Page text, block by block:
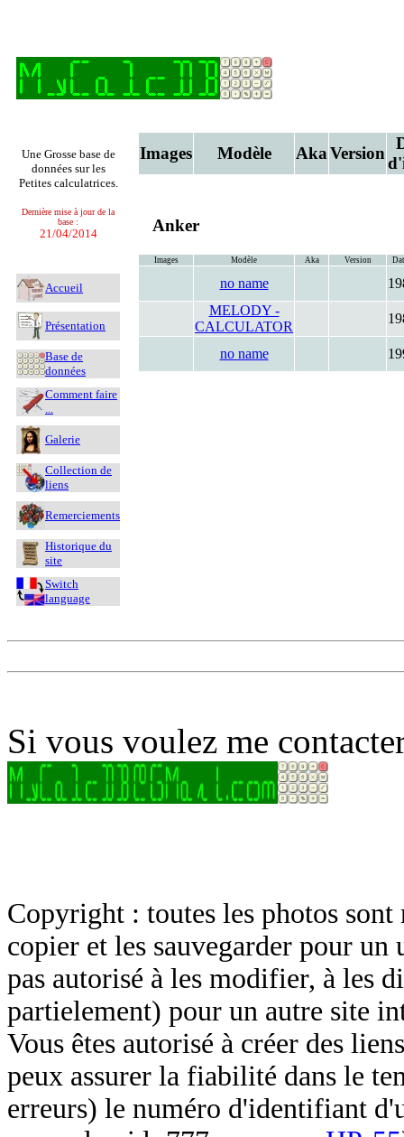
Une Grosse base de
données sur les
Petites calculatrices.
Dernière mise à jour de la
base :
21/04/2014
Accueil
Présentation
Base de
données
Comment faire
...
Galerie
Collection de
liens
Remerciements
Historique du
site
Switch
language
Images Modèle AkaVersion
Anker
Images Modèle Aka Version
no name
MELODY -
CALCULATOR
no name
Si vous voulez me
Copyright : toutes les photos sont
copier et les sauvegarder pour un
pas autorisé à les modifier, à les
partielement) pour un autre site
Vous êtes autorisé à créer des
peux assurer la fiabilité dans le
erreurs) le numéro d'identifiant